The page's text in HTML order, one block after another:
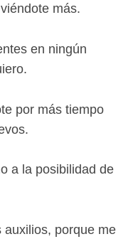
más.
en ningún
por más tiempo
a la posibilidad de
auxilios, porque me